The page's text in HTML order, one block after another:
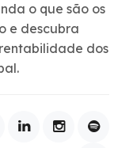
o que são os
e descubra
dos